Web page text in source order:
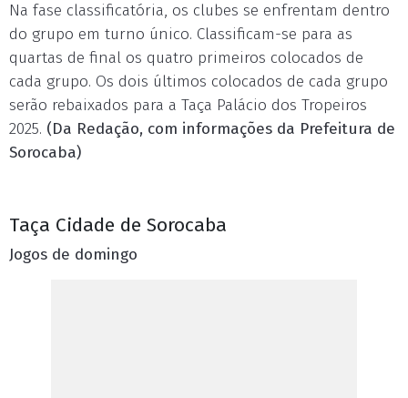
Na fase classificatória, os clubes se enfrentam dentro
do grupo em turno único. Classificam-se para as
quartas de final os quatro primeiros colocados de
cada grupo. Os dois últimos colocados de cada grupo
serão rebaixados para a Taça Palácio dos Tropeiros
2025. (Da Redação, com informações da Prefeitura de
Sorocaba)
Taça Cidade de Sorocaba
Jogos de domingo